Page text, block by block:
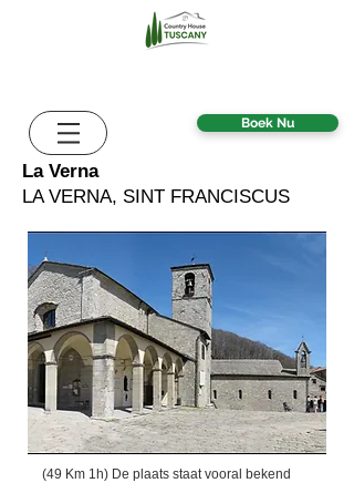
Boek Nu
La Verna
LA VERNA, SINT FRANCISCUS
(49 Km 1h) De plaats staat vooral bekend